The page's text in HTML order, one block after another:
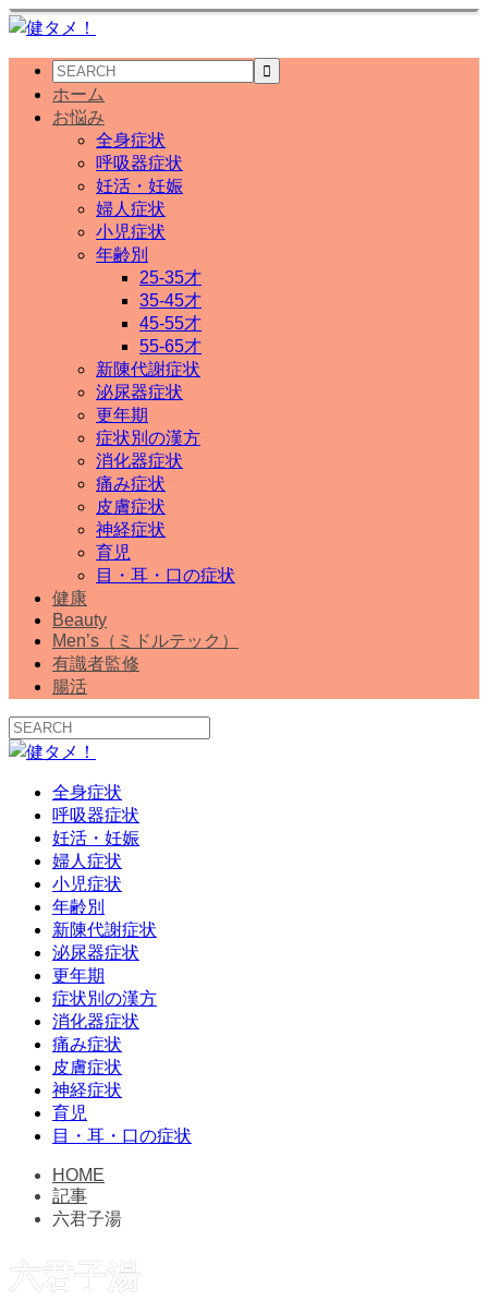
ホーム
お悩み
全身症状
呼吸器症状
妊活・妊娠
婦人症状
小児症状
年齢別
25-35才
35-45才
45-55才
55-65才
新陳代謝症状
泌尿器症状
更年期
症状別の漢方
消化器症状
痛み症状
皮膚症状
神経症状
育児
目・耳・口の症状
健康
Beauty
Men’s（ミドルテック）
有識者監修
腸活
全身症状
呼吸器症状
妊活・妊娠
婦人症状
小児症状
年齢別
新陳代謝症状
泌尿器症状
更年期
症状別の漢方
消化器症状
痛み症状
皮膚症状
神経症状
育児
目・耳・口の症状
HOME
記事
六君子湯
六君子湯